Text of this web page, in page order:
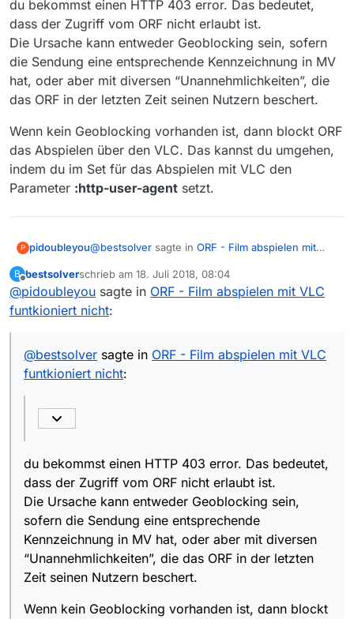
Meldungen wie beim ORF.
VLC kopieren soll.
Das Meldungsfenster unter Werkzeug schaut so
aus:
Aber ich glaube die Errormeldung aus a) könnte DIr
die benötigte INfo zu einer LÖsung des Problemes
du bekommst einen HTTP 403 error. Das bedeutet,
dass der Zugriff vom ORF nicht erlaubt ist.
Die Ursache kann entweder Geoblocking sein, sofern
die Sendung eine entsprechende Kennzeichnung in MV
hat, oder aber mit diversen “Unannehmlichkeiten”, die
das ORF in der letzten Zeit seinen Nutzern beschert.
Wenn kein Geoblocking vorhanden ist, dann blockt ORF
das Abspielen über den VLC. Das kannst du umgehen,
indem du im Set für das Abspielen mit VLC den
Parameter :http-user-agent setzt.
P pidoubleyou@bestsolver sagte in ORF - Film abspielen mit
Hier ist offenbar ein Error beim VLC
abspielen.
du bekommst einen HTTP 403 error. Das
Die Ursache kann entweder Geoblocking sein,
sofern die Sendung eine entsprechende
Wenn kein Geoblocking vorhanden ist, dann
blockt ORF das Abspielen über den VLC. Das
kannst du umgehen, indem du im Set für das
B
Offline
bestsolverschrieb am 18. Juli 2018, 08:04
zuletzt editiert von
@pidoubleyou sagte in ORF - Film abspielen mit VLC
funtkioniert nicht:
@bestsolver sagte in ORF - Film abspielen mit VLC
funtkioniert nicht:
du bekommst einen HTTP 403 error. Das bedeutet,
dass der Zugriff vom ORF nicht erlaubt ist.
Die Ursache kann entweder Geoblocking sein,
sofern die Sendung eine entsprechende
Kennzeichnung in MV hat, oder aber mit diversen
“Unannehmlichkeiten”, die das ORF in der letzten
Zeit seinen Nutzern beschert.
Wenn kein Geoblocking vorhanden ist, dann blockt